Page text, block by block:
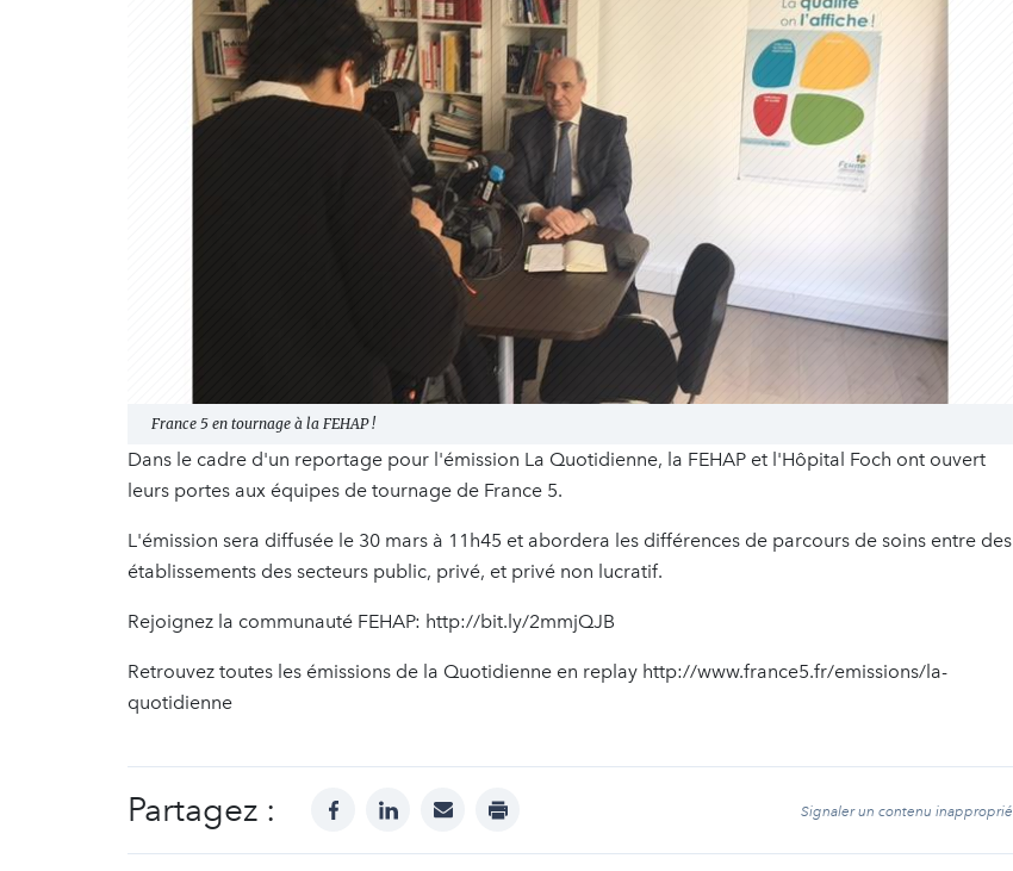
France 5 en tournage à la FEHAP !
Dans le cadre d'un reportage pour l'émission La Quotidienne, la FEHAP et l'Hôpital Foch ont ouvert
leurs portes aux équipes de tournage de France 5.
L'émission sera diffusée le 30 mars à 11h45 et abordera les différences de parcours de soins entre des
établissements des secteurs public, privé, et privé non lucratif.
Rejoignez la communauté FEHAP: http://bit.ly/2mmjQJB
Retrouvez toutes les émissions de la Quotidienne en replay http://www.france5.fr/emissions/la-
quotidienne
Partagez : facebooklinkedinmail print Signaler un contenu inapproprié